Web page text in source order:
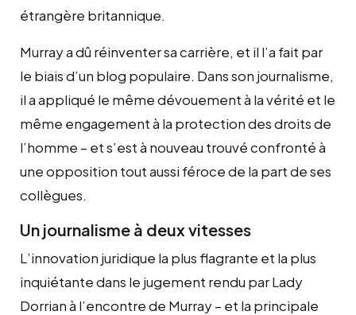
étrangère britannique.
Murray a dû réinventer sa carrière, et il l’a fait par
le biais d’un blog populaire. Dans son journalisme,
il a appliqué le même dévouement à la vérité et le
même engagement à la protection des droits de
l’homme – et s’est à nouveau trouvé confronté à
une opposition tout aussi féroce de la part de ses
collègues.
Un journalisme à deux vitesses
L’innovation juridique la plus flagrante et la plus
inquiétante dans le jugement rendu par Lady
Dorrian à l’encontre de Murray – et la principale